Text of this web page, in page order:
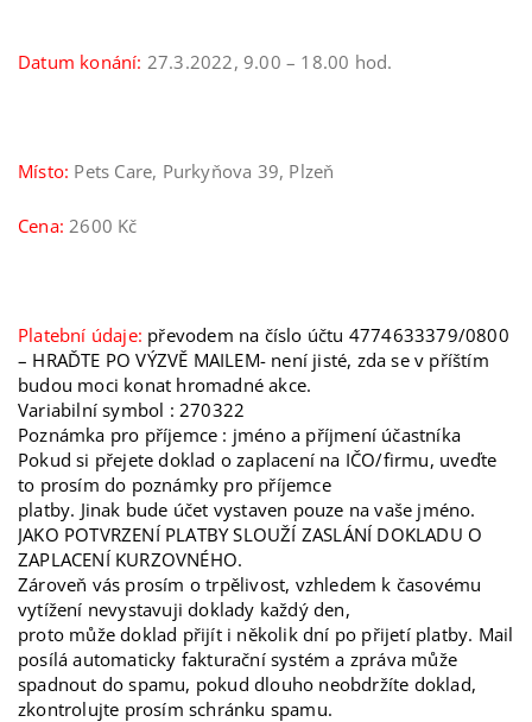
Datum konání: 27.3.2022, 9.00 – 18.00 hod.
Místo: Pets Care, Purkyňova 39, Plzeň
Cena: 2600 Kč
Platební údaje: převodem na číslo účtu 4774633379/0800
– HRAĎTE PO VÝZVĚ MAILEM- není jisté, zda se v příštím
budou moci konat hromadné akce.
Variabilní symbol : 270322
Poznámka pro příjemce : jméno a příjmení účastníka
Pokud si přejete doklad o zaplacení na IČO/firmu, uveďte
to prosím do poznámky pro příjemce
platby. Jinak bude účet vystaven pouze na vaše jméno.
JAKO POTVRZENÍ PLATBY SLOUŽÍ ZASLÁNÍ DOKLADU O
ZAPLACENÍ KURZOVNÉHO.
Zároveň vás prosím o trpělivost, vzhledem k časovému
vytížení nevystavuji doklady každý den,
proto může doklad přijít i několik dní po přijetí platby. Mail
posílá automaticky fakturační systém a zpráva může
spadnout do spamu, pokud dlouho neobdržíte doklad,
zkontrolujte prosím schránku spamu.